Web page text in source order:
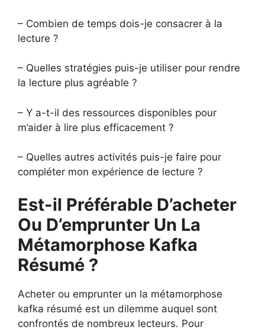
– Combien de temps dois-je consacrer à la
lecture ?
– Quelles stratégies puis-je utiliser pour rendre
la lecture plus agréable ?
– Y a-t-il des ressources disponibles pour
m’aider à lire plus efficacement ?
– Quelles autres activités puis-je faire pour
compléter mon expérience de lecture ?
Est-il Préférable D’acheter
Ou D’emprunter Un La
Métamorphose Kafka
Résumé ?
Acheter ou emprunter un la métamorphose
kafka résumé est un dilemme auquel sont
confrontés de nombreux lecteurs. Pour